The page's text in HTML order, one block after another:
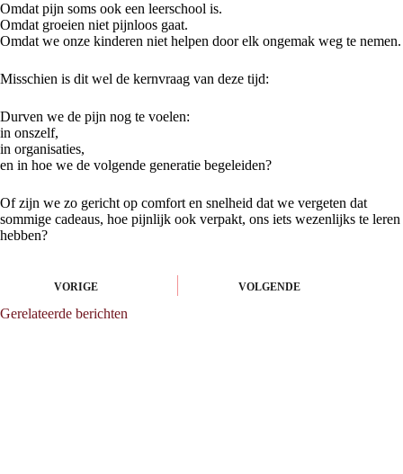
Omdat pijn soms ook een leerschool is.
Omdat groeien niet pijnloos gaat.
Omdat we onze kinderen niet helpen door elk ongemak weg te nemen.
Misschien is dit wel de kernvraag van deze tijd:
Durven we de pijn nog te voelen:
in onszelf,
in organisaties,
en in hoe we de volgende generatie begeleiden?
Of zijn we zo gericht op comfort en snelheid dat we vergeten dat
sommige cadeaus, hoe pijnlijk ook verpakt, ons iets wezenlijks te leren
hebben?
VORIGE VOLGENDE
Gerelateerde berichten